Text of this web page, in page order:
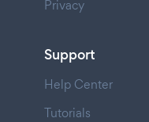
Privacy
Support
Help Center
Tutorials